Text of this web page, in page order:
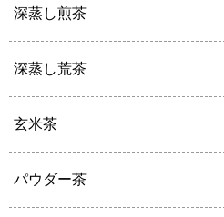
深蒸し煎茶
深蒸し荒茶
玄米茶
パウダー茶